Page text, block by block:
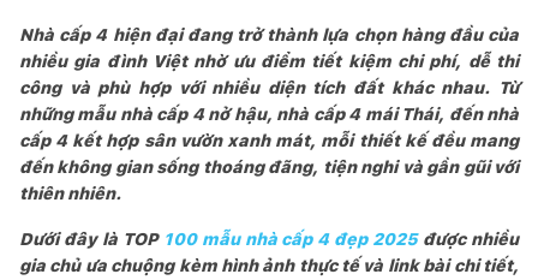
Nhà cấp 4 hiện đại đang trở thành lựa chọn hàng đầu của
nhiều gia đình Việt nhờ ưu điểm tiết kiệm chi phí, dễ thi
công và phù hợp với nhiều diện tích đất khác nhau. Từ
những mẫu nhà cấp 4 nở hậu, nhà cấp 4 mái Thái, đến nhà
cấp 4 kết hợp sân vườn xanh mát, mỗi thiết kế đều mang
đến không gian sống thoáng đãng, tiện nghi và gần gũi với
thiên nhiên.
Dưới đây là TOP 100 mẫu nhà cấp 4 đẹp 2025được nhiều
gia chủ ưa chuộng kèm hình ảnh thực tế và link bài chi tiết,